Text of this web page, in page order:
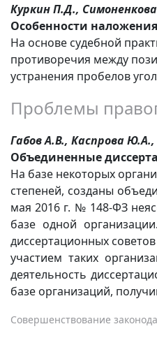
Куркин П.Д.,
Особенности
На основе судебной
противоречия между
устранения пробелов
Проблемы
Габов А.В., Каспрова
Объединенные
На базе некоторых
степеней, созданы
мая 2016 г. № 148-ФЗ
базе одной
диссертационных
участием таких
деятельность
базе организаций,
Совершенствование